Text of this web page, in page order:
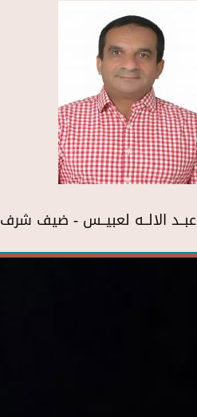
عبــد الالــه لعبيــس - ضيف شرف